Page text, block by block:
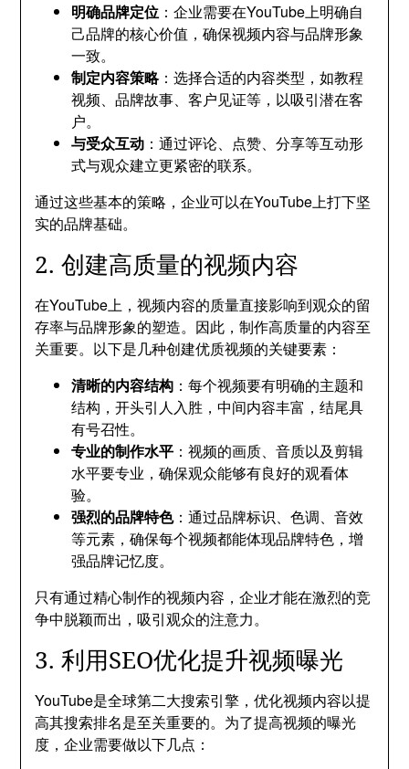
明确品牌定位 ：企业需要在YouTube上明确自
己品牌的核心价值，确保视频内容与品牌形象
一致。
制定内容策略：选择合适的内容类型，如教程
视频、品牌故事、客户见证等，以吸引潜在客
户。
与受众互动 ：通过评论、点赞、分享等互动形
式与观众建立更紧密的联系。
通过这些基本的策略，企业可以在YouTube上打下坚
实的品牌基础。
2. 创建高质量的视频内容
在YouTube上，视频内容的质量直接影响到观众的留
存率与品牌形象的塑造。因此，制作高质量的内容至
关重要。以下是几种创建优质视频的关键要素：
清晰的内容结构 ：每个视频要有明确的主题和
结构，开头引人入胜，中间内容丰富，结尾具
有号召性。
专业的制作水平 ：视频的画质、音质以及剪辑
水平要专业，确保观众能够有良好的观看体
验。
强烈的品牌特色：通过品牌标识、色调、音效
等元素，确保每个视频都能体现品牌特色，增
强品牌记忆度。
只有通过精心制作的视频内容，企业才能在激烈的竞
争中脱颖而出，吸引观众的注意力。
3. 利用SEO优化提升视频曝光
YouTube是全球第二大搜索引擎，优化视频内容以提
高其搜索排名是至关重要的。为了提高视频的曝光
度，企业需要做以下几点：